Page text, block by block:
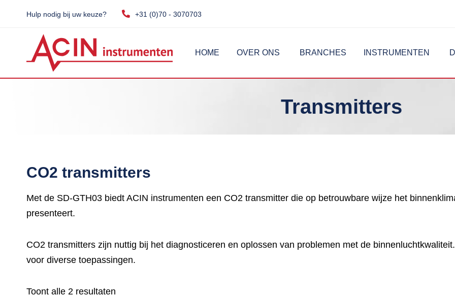
Hulp nodig bij uw keuze? +31 (0)70 - 3070703
HOME OVER ONS BRANCHES INSTRUMENTEN
Transmitters
CO2 transmitters
Met de SD-GTH03 biedt ACIN instrumenten een CO2 transmitter die op betrouwbare wijze het
presenteert.
CO2 transmitters zijn nuttig bij het diagnosticeren en oplossen van problemen met de
voor diverse toepassingen.
Toont alle 2 resultaten